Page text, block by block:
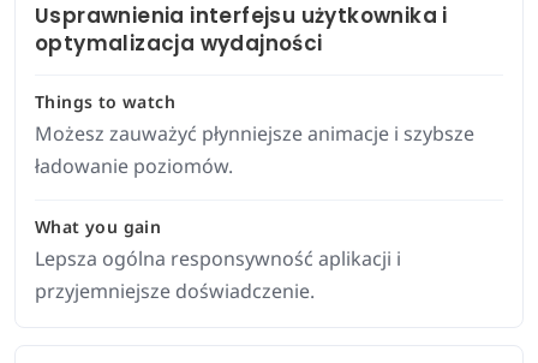
Usprawnienia interfejsu użytkownika i
optymalizacja wydajności
Things to watch
Możesz zauważyć płynniejsze animacje i szybsze
ładowanie poziomów.
What you gain
Lepsza ogólna responsywność aplikacji i
przyjemniejsze doświadczenie.